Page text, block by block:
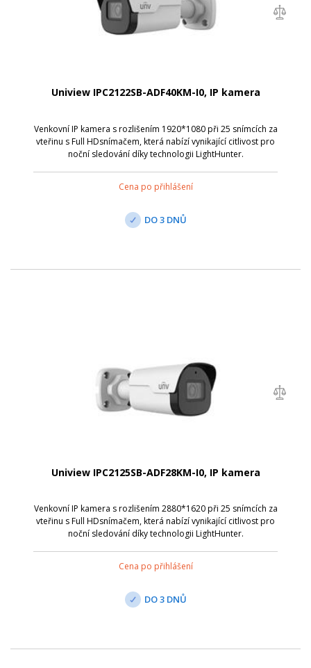
Uniview IPC2122SB-ADF40KM-I0, IP kamera
Venkovní IP kamera s rozlišením 1920*1080 při 25 snímcích za
vteřinu s Full HDsnímačem, která nabízí vynikající citlivost pro
noční sledování díky technologii LightHunter.
Cena po přihlášení
DO 3 DNŮ
Uniview IPC2125SB-ADF28KM-I0, IP kamera
Venkovní IP kamera s rozlišením 2880*1620 při 25 snímcích za
vteřinu s Full HDsnímačem, která nabízí vynikající citlivost pro
noční sledování díky technologii LightHunter.
Cena po přihlášení
DO 3 DNŮ